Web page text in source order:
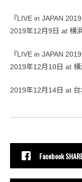
『LIVE in JAPAN
2019年12月9日 at 横
『LIVE in JAPAN
2019年12月10日 at
2019年12月14日 at
Facebook